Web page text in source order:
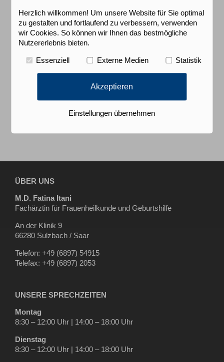
ÜBER UNS
M.D. Fatina Itani
Fachärztin für Frauenheilkunde und Geburtshilfe
An der Klinik 9
66280 Sulzbach / Saar
Telefon: +49 (6897) 54915
Telefax: +49 (6897) 2053
UNSERE SPRECHZEITEN
Montag
8:30 – 12:00 Uhr | 14:00 – 18:00 Uhr
Dienstag
8:30 – 12:00 Uhr | 14:00 – 18:00 Uhr
Herzlich willkommen! Um unsere Website für Sie optimal
zu gestalten und fortlaufend zu verbessern, verwenden
wir Cookies. So können wir Ihnen das bestmögliche
Nutzererlebnis bieten.
Essenziell Externe Medien Statistik
Akzeptieren
Einstellungen übernehmen